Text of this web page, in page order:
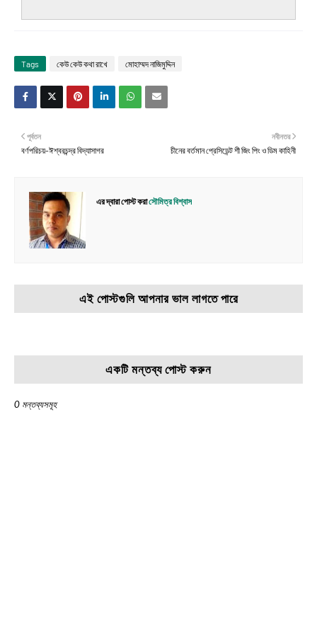
Tags কেউ কেউ কথা রাখে মোহাম্মদ নাজিমুদ্দিন
নবীনতর
চীনের বর্তমান প্রেসিডেন্ট শী জিং পিং ও ডিম কাহিনী
পূর্বতন
বর্ণপরিচয়-ঈশ্বরচন্দ্র বিদ্যাসাগর
এর দ্বারা পোস্ট করাসৌমিত্র বিশ্বাস
এই পোস্টগুলি আপনার ভাল লাগতে পারে
একটি মন্তব্য পোস্ট করুন
0 মন্তব্যসমূহ